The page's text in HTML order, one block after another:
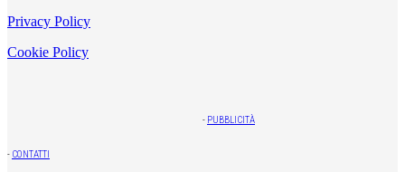
Privacy Policy
Cookie Policy
- PUBBLICITÀ
- CONTATTI